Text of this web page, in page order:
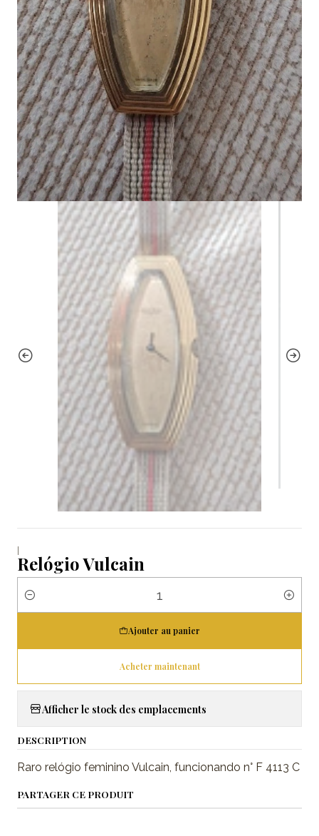
|
Relógio Vulcain
Quantité
Ajouter au panier
Acheter maintenant
Afficher le stock des emplacements
DESCRIPTION
Raro relógio feminino Vulcain, funcionando n° F 4113 C
PARTAGER CE PRODUIT